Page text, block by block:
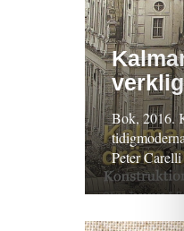
Bok, 2016.
Peter Carelli